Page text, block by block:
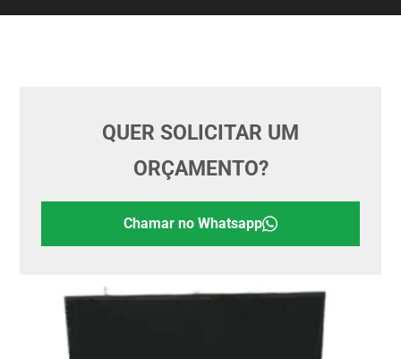
QUER SOLICITAR UM
ORÇAMENTO?
Chamar no Whatsapp